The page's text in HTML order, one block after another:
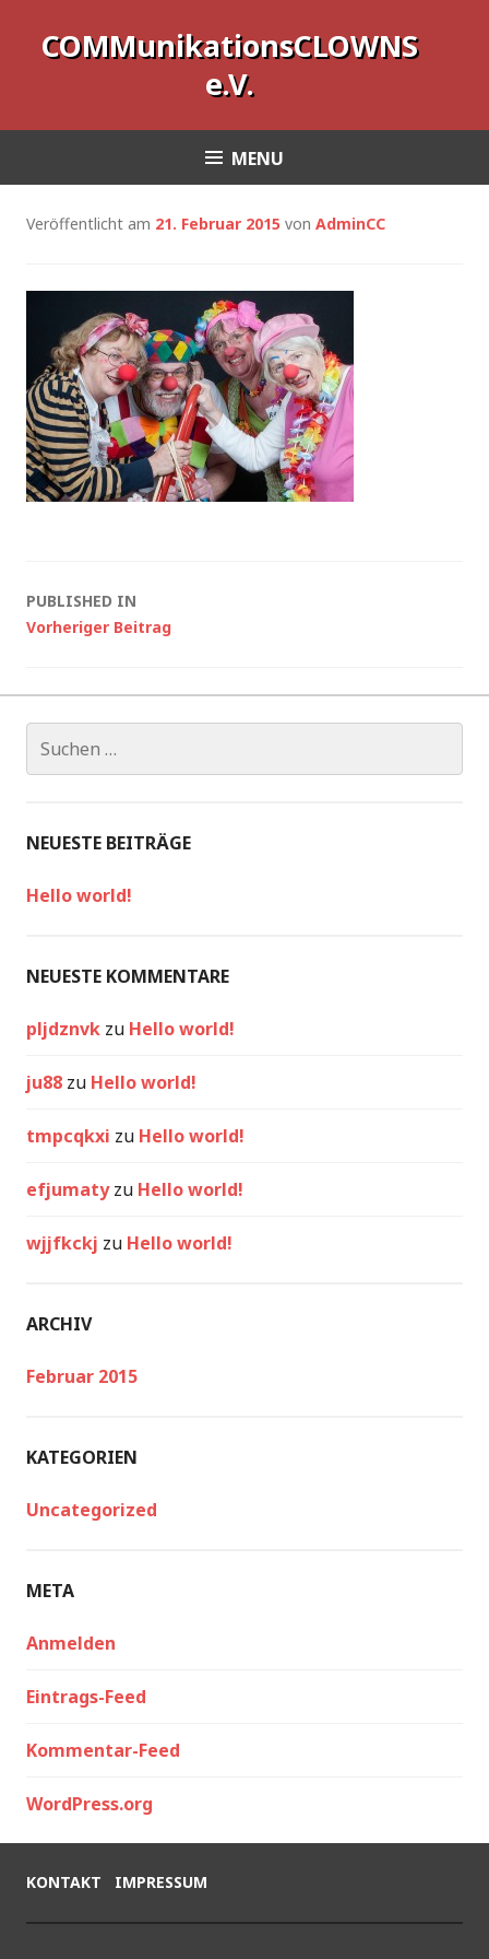
COMMunikationsCLOWNS
e.V.
MENU
Veröffentlicht am 21. Februar 2015 von AdminCC
PUBLISHED IN
Vorheriger Beitrag
NEUESTE BEITRÄGE
Hello world!
NEUESTE KOMMENTARE
pljdznvk zu Hello world!
ju88 zu Hello world!
tmpcqkxi zu Hello world!
efjumatyzu Hello world!
wjjfkckj zu Hello world!
ARCHIV
Februar 2015
KATEGORIEN
Uncategorized
META
Anmelden
Eintrags-Feed
Kommentar-Feed
WordPress.org
KONTAKT IMPRESSUM